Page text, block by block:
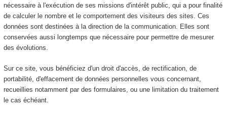
nécessaire à l'exécution de ses missions d'intérêt public, qui a pour finalité
de calculer le nombre et le comportement des visiteurs des sites. Ces
données sont destinées à la direction de la communication. Elles sont
conservées aussi longtemps que nécessaire pour permettre de mesurer
des évolutions.
Sur ce site, vous bénéficiez d'un droit d'accès, de rectification, de
portabilité, d'effacement de données personnelles vous concernant,
recueillies notamment par des formulaires, ou une limitation du traitement
le cas échéant.